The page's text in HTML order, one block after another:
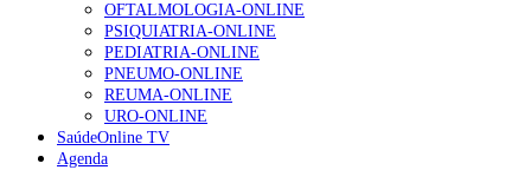
“Os programas de rastreio do cancro do pulmão são
custo-efetivos e representam um investimento
sustentável para os sistemas de saúde”
66 visualizações
OFTALMOLOGIA-ONLINE
PSIQUIATRIA-ONLINE
PEDIATRIA-ONLINE
PNEUMO-ONLINE
REUMA-ONLINE
URO-ONLINE
SaúdeOnline TV
Agenda